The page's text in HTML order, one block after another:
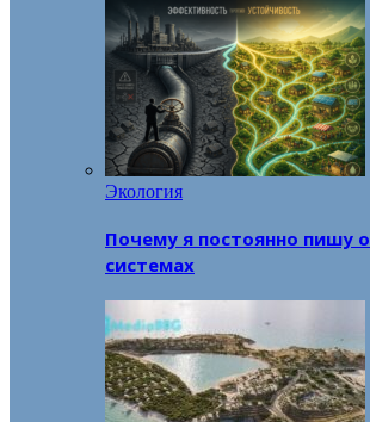
Экология
Почему я постоянно пишу
системах